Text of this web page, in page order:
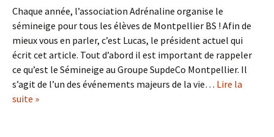
Chaque année, l’association Adrénaline organise le
sémineige pour tous les élèves de Montpellier BS ! Afin de
mieux vous en parler, c’est Lucas, le président actuel qui
écrit cet article. Tout d’abord il est important de rappeler
ce qu’est le Sémineige au Groupe SupdeCo Montpellier. Il
s’agit de l’un des événements majeurs de la vie… Lire la
suite »